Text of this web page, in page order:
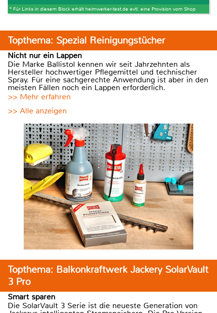
* Für Links in diesem Block erhält heimwerker-test.de evtl. eine Provision vom Shop
Topthema: Spezial Reinigungstücher
Nicht nur ein Lappen
Die Marke Ballistol kennen wir seit Jahrzehnten als
Hersteller hochwertiger Pflegemittel und technischer
Spray. Für eine sachgerechte Anwendung ist aber in den
meisten Fällen noch ein Lappen erforderlich.
>> Mehr erfahren
>> Alle anzeigen
Topthema: Balkonkraftwerk Jackery SolarVault
3 Pro
Smart sparen
Die SolarVault 3 Serie ist die neueste Generation von